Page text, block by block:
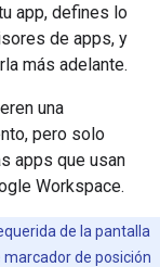
app, defines lo
de apps, y
más adelante.
una
pero solo
apps que usan
Workspace.
de la pantalla
de posición